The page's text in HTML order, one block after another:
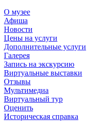
О музее
Афиша
Новости
Цены на услуги
Дополнительные услуги
Галерея
Запись на экскурсию
Виртуальные выставки
Отзывы
Мультимедиа
Виртуальный тур
Оценить
Историческая справка